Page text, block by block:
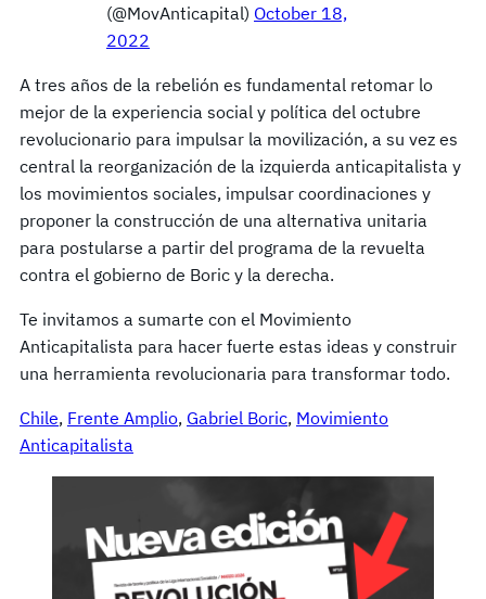
(@MovAnticapital) October 18,
2022
A tres años de la rebelión es fundamental retomar lo
mejor de la experiencia social y política del octubre
revolucionario para impulsar la movilización, a su vez es
central la reorganización de la izquierda anticapitalista y
los movimientos sociales, impulsar coordinaciones y
proponer la construcción de una alternativa unitaria
para postularse a partir del programa de la revuelta
contra el gobierno de Boric y la derecha.
Te invitamos a sumarte con el Movimiento
Anticapitalista para hacer fuerte estas ideas y construir
una herramienta revolucionaria para transformar todo.
Chile, Frente Amplio, Gabriel Boric, Movimiento
Anticapitalista